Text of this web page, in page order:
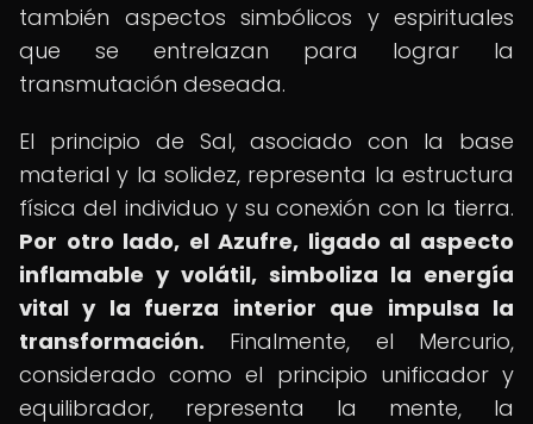
también aspectos simbólicos y espirituales
que se entrelazan para lograr la
transmutación deseada.
El principio de Sal, asociado con la base
material y la solidez, representa la estructura
física del individuo y su conexión con la tierra.
Por otro lado, el Azufre, ligado al aspecto
inflamable y volátil, simboliza la energía
vital y la fuerza interior que impulsa la
transformación. Finalmente, el Mercurio,
considerado como el principio unificador y
equilibrador, representa la mente, la